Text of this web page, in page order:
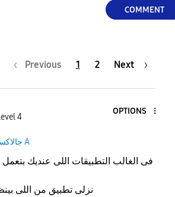
COMMENT
Previous 1 2 Next
4
OPTIONS
جالاكسى A
فى الغالب التطبيقات اللى عنديك
نزلى تطبيق من اللى